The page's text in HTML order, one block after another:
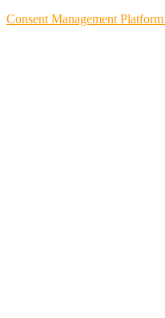
Consent Management